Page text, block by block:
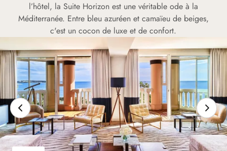
l’hôtel, la Suite Horizon est une véritable ode à la
Méditerranée. Entre bleu azuréen et camaïeu de beiges,
c'est un cocon de luxe et de confort.